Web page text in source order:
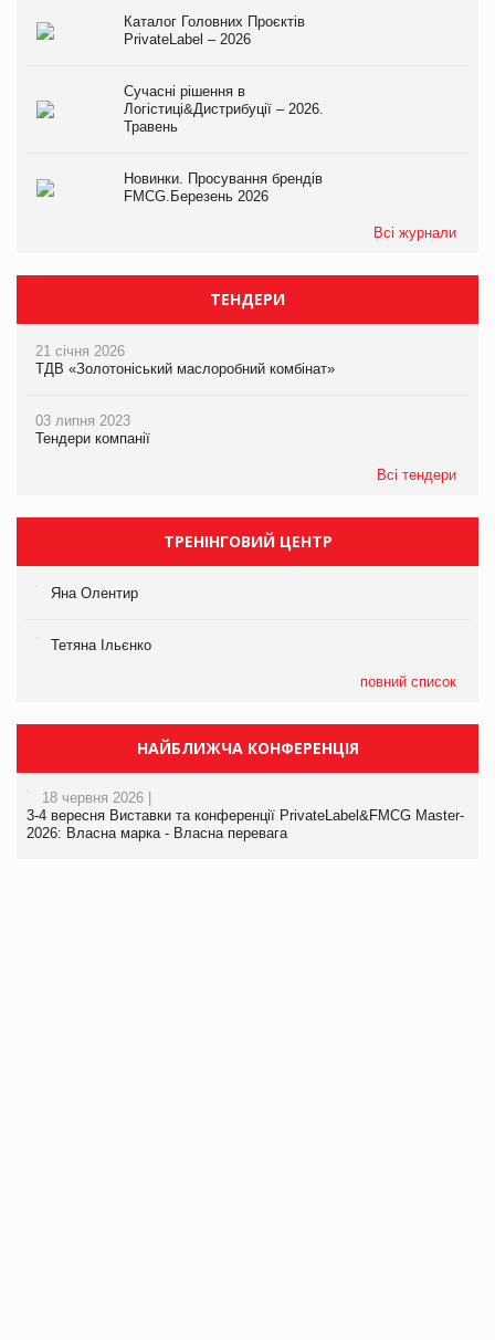
Каталог Головних Проєктів
PrivateLabel – 2026
Сучасні рішення в
Логістиці&Дистрибуції – 2026.
Травень
Новинки. Просування брендів
FMCG.Березень 2026
Всі журнали
ТЕНДЕРИ
21 січня 2026
ТДВ «Золотоніський маслоробний комбінат»
03 липня 2023
Тендери компанії
Всі тендери
ТРЕНІНГОВИЙ ЦЕНТР
Яна Олентир
Тетяна Ільєнко
повний список
НАЙБЛИЖЧА КОНФЕРЕНЦІЯ
18 червня 2026 |
3-4 вересня Виставки та конференції PrivateLabel&FMCG Master-
2026: Власна марка - Власна перевага